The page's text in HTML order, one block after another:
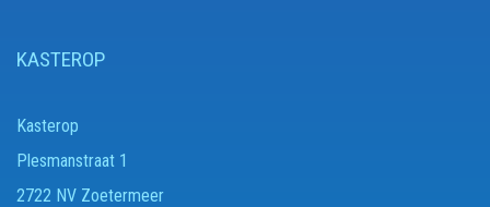
KASTEROP
Kasterop
Plesmanstraat 1
2722 NV Zoetermeer